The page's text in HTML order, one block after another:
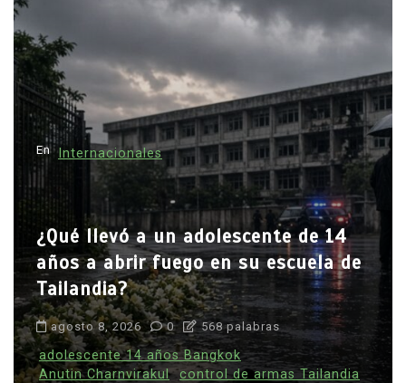
En Internacionales
¿Qué llevó a un adolescente de 14
años a abrir fuego en su escuela de
Tailandia?
agosto 8, 2026 0 568 palabras
adolescente 14 años Bangkok
Anutin Charnvirakul
control de armas Tailandia